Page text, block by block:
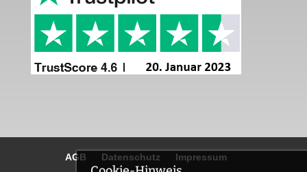
AGB Datenschutz Impressum